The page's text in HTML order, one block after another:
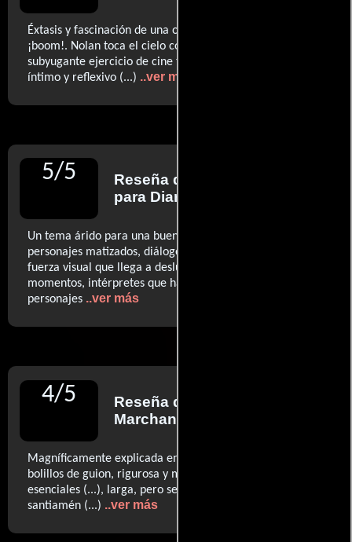
Éxtasis y fascinación de una obra maestra que hace
¡boom!. Nolan toca el cielo con un magnético y
subyugante ejercicio de cine tan espectacular como
íntimo y reflexivo (...) ..ver más
5/5 Reseña de
para Diario El País
Un tema árido para una buena película. (...) posee clima,
personajes matizados, diálogos inteligentes, (...) una
fuerza visual que llega a deslumbrar en algunos
momentos, intérpretes que hacen creíbles a sus
personajes ..ver más
4/5 Reseña de
Marchante
Magníficamente explicada en un modélico encaje de
bolillos de guion, rigurosa y minuciosa en los detalles
esenciales (...), larga, pero se pasa en un jugosísimo
santiamén (...) ..ver más